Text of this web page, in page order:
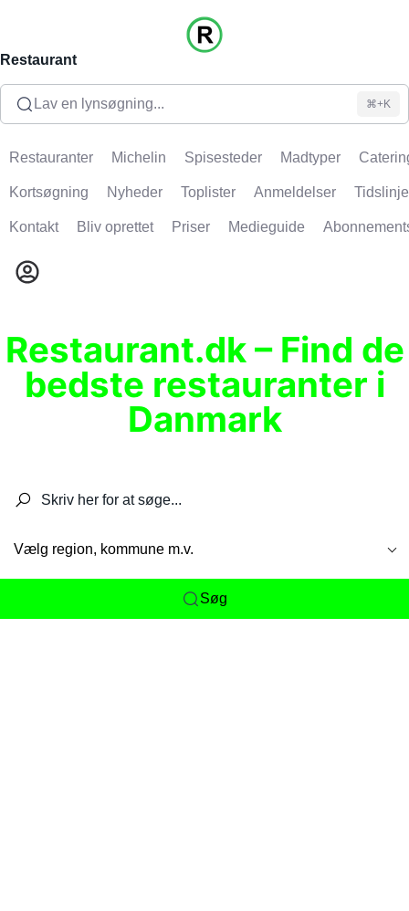
Restaurant
Lav en lynsøgning... ⌘+K
Restauranter Michelin Spisesteder Madtyper
Kortsøgning Nyheder Toplister Anmeldelser Tidslinje
Kontakt Bliv oprettet Priser Medieguide
Restaurant.dk – Find de
bedste restauranter i
Danmark
Vælg region, kommune m.v.
Søg